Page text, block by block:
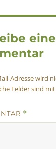
Adresse wird
Felder sind mit
*